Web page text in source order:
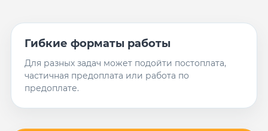
Гибкие форматы работы
Для разных задач может подойти постоплата,
частичная предоплата или работа по
предоплате.